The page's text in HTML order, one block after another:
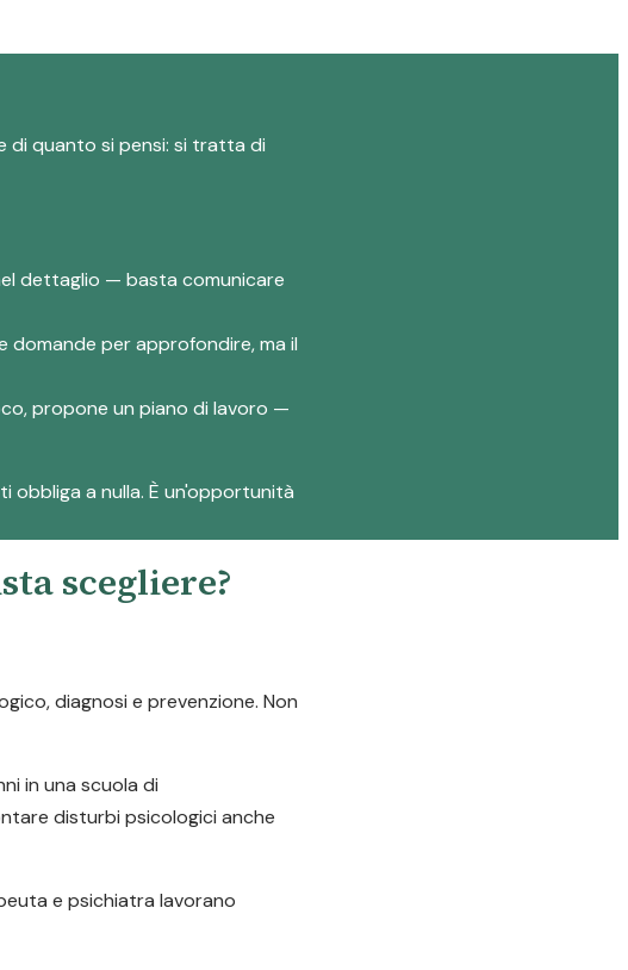
di quanto si pensi: si tratta di
dettaglio — basta comunicare
domande per approfondire, ma il
propone un piano di lavoro —
a nulla. È un'opportunità
scegliere?
diagnosi e prevenzione. Non
in una scuola di
disturbi psicologici anche
e psichiatra lavorano